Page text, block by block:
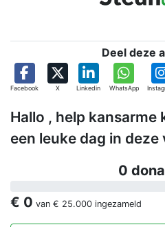
Deel deze
Facebook X Linkedin WhatsApp
Hallo , help kansarme
een leuke dag in deze
0
€ 0 van € 25.000 ingezameld